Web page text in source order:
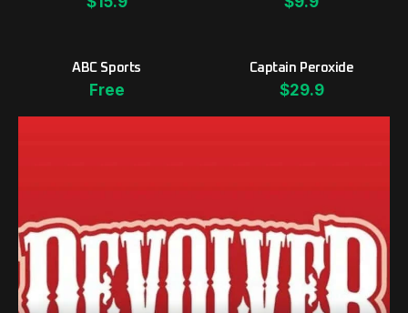
ABC Sports
Free
Captain Peroxide
$29.9